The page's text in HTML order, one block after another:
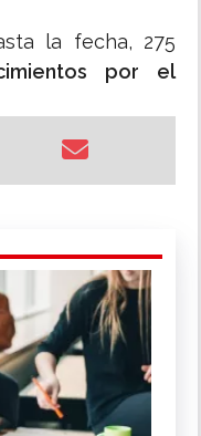
la fecha, 275
por el